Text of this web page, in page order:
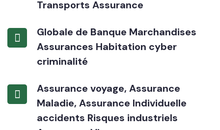
Transports Assurance
Globale de Banque Marchandises
Assurances Habitation cyber
criminalité
Assurance voyage, Assurance
Maladie, Assurance Individuelle
accidents Risques industriels